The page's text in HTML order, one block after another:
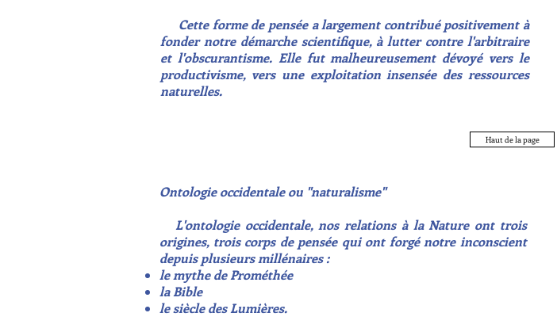
Cette forme de pensée a largement contribué positivement à
fonder notre démarche scientifique, à lutter contre l'arbitraire
et l'obscurantisme. Elle fut malheureusement dévoyé vers le
productivisme, vers une exploitation insensée des ressources
naturelles.
Haut de la page
Ontologieoccidentale ou "naturalisme"
L'ontologie occidentale, nos relations à la Nature ont trois
origines, trois corps de pensée qui ont forgé notre inconscient
depuis plusieurs millénaires :
le mythe de Prométhée
la Bible
le siècle des Lumières.